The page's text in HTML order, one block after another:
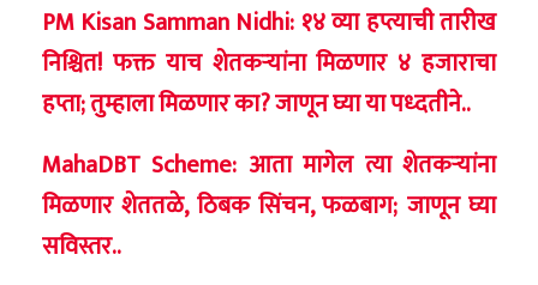
PM Kisan Samman Nidhi: १४ व्या हप्त्याची तारीख
निश्चित! फक्त याच शेतकऱ्यांना मिळणार ४ हजाराचा
हप्ता; तुम्हाला मिळणार का? जाणून घ्या या पध्दतीने..
MahaDBT Scheme: आता मागेल त्या शेतकऱ्यांना
मिळणार शेततळे, ठिबक सिंचन, फळबाग; जाणून घ्या
सविस्तर..